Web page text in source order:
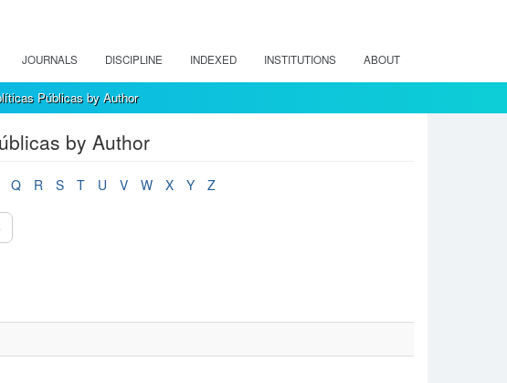
JOURNALS DISCIPLINE INDEXED INSTITUTIONS ABOUT
Públicas by Author
by Author
Q R S T U V W X Y Z